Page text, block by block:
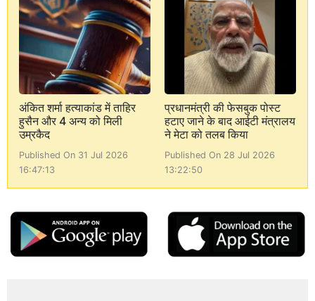
अंकित शर्मा हत्याकांड में ताहिर
हुसैन और 4 अन्य को मिली
उम्रकैद
Published On 31 Jul 2026
16:47:13
प्रधानमंत्री की फेसबुक पोस्ट
हटाए जाने के बाद आईटी मंत्रालय
ने मेटा को तलब किया
Published On 28 Jul 2026
13:22:50